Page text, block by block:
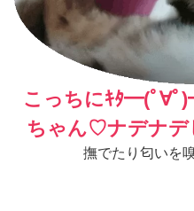
こっちにｷﾀ━(ﾟ∀ﾟ
ちゃん♡ナデナデ
撫でたり匂いを